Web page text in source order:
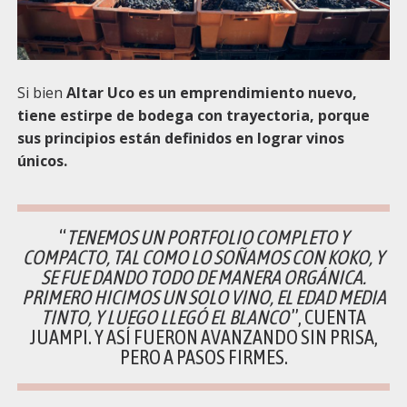
Si bien Altar Uco es un emprendimiento nuevo,
tiene estirpe de bodega con trayectoria, porque
sus principios están definidos en lograr vinos
únicos.
“TENEMOS UN PORTFOLIO COMPLETO Y
COMPACTO, TAL COMO LO SOÑAMOS CON KOKO, Y
SE FUE DANDO TODO DE MANERA ORGÁNICA.
PRIMERO HICIMOS UN SOLO VINO, EL EDAD MEDIA
TINTO, Y LUEGO LLEGÓ EL BLANCO”, CUENTA
JUAMPI. Y ASÍ FUERON AVANZANDO SIN PRISA,
PERO A PASOS FIRMES.